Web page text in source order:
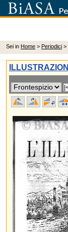
Sei in Home > Periodici >